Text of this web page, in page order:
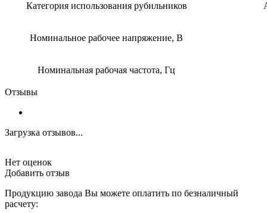
Категория использования рубильников
Номинальное рабочее напряжение, В
Номинальная рабочая частота, Гц
Отзывы
Загрузка отзывов...
Нет оценок
Добавить отзыв
Продукцию завода Вы можете оплатить по безналичный
расчету: